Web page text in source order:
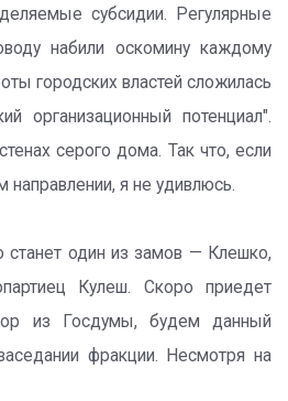
субсидии. Регулярные
набили оскомину каждому
городских властей сложилась
организационный потенциал".
серого дома. Так что, если
направлении, я не удивлюсь.
станет один из замов — Клешко,
Кулеш. Скоро приедет
из Госдумы, будем данный
фракции. Несмотря на